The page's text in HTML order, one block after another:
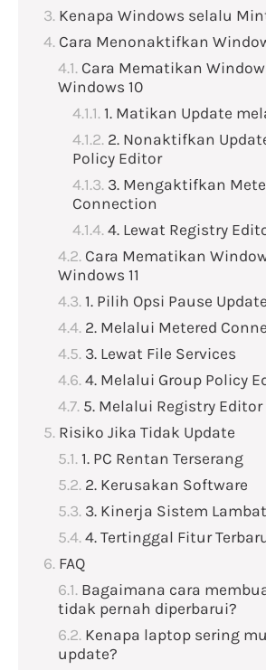
Kenapa Windows selalu
Cara Menonaktifkan
Cara Mematikan
Windows 10
1. Matikan Update
2. Nonaktifkan
Policy Editor
3. Mengaktifkan
Connection
4. Lewat Registry
Cara Mematikan
Windows 11
1. Pilih Opsi Pause
2. Melalui Metered
3. Lewat File Services
4. Melalui Group Policy
5. Melalui Registry Editor
Risiko Jika Tidak Update
1. PC Rentan Terserang
2. Kerusakan Software
3. Kinerja Sistem Lambat
4. Tertinggal Fitur
FAQ
Bagaimana cara
tidak pernah diperbarui?
Kenapa laptop sering
update?